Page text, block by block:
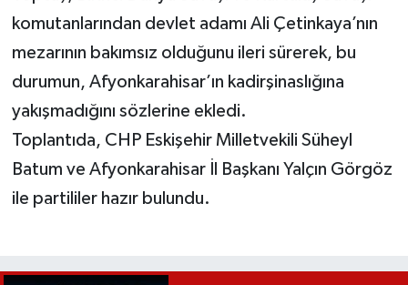
komutanlarından devlet adamı Ali Çetinkaya’nın
mezarının bakımsız olduğunu ileri sürerek, bu
durumun, Afyonkarahisar’ın kadirşinaslığına
yakışmadığını sözlerine ekledi.
Toplantıda, CHP Eskişehir Milletvekili Süheyl
Batum ve Afyonkarahisar İl Başkanı Yalçın Görgöz
ile partililer hazır bulundu.